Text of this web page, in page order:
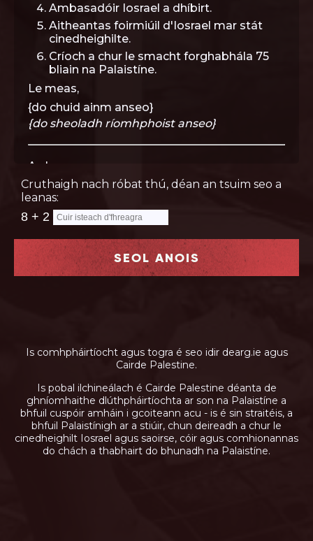
Ambasadóir Iosrael a dhíbirt.
Aitheantas foirmiúil d'Iosrael mar stát
cinedheighilte.
Críoch a chur le smacht forghabhála 75
bliain na Palaistíne.
Le meas,
{do chuid ainm anseo}
{do sheoladh ríomhphoist anseo}
A chara,
In solidarity with the Palestinian liberation
movement and in protest against the current
genocide being committed in Gaza, I'm
calling on you as an elected representative
and political leader in Ireland to demand that
the following action be taken with
immediate effect and confirm that will you
publicly commit to supporting all of the
Full divestment and boycott of Israeli
companies and those that support Israel.
Expulsion of the Israeli ambassador.
Formal recognition of Israel as an
apartheid state.
An end to the 75 year occupation of
Palestine.
Cruthaigh nach róbat thú, déan an tsuim seo a
leanas:
SEOL ANOIS
Is comhpháirtíocht agus togra é seo idir dearg.ie agus
Cairde Palestine.
Is pobal ilchineálach é Cairde Palestine déanta de
ghníomhaithe dlúthpháirtíochta ar son na Palaistíne a
bhfuil cuspóir amháin i gcoiteann acu - is é sin straitéis, a
bhfuil Palaistínigh ar a stiúir, chun deireadh a chur le
cinedheighilt Iosrael agus saoirse, cóir agus comhionannas
do chách a thabhairt do bhunadh na Palaistíne.